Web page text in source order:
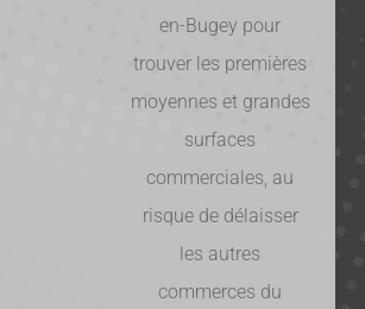
en-Bugey pour
trouver les premières
moyennes et grandes
surfaces
commerciales, au
risque de délaisser
les autres
commerces du